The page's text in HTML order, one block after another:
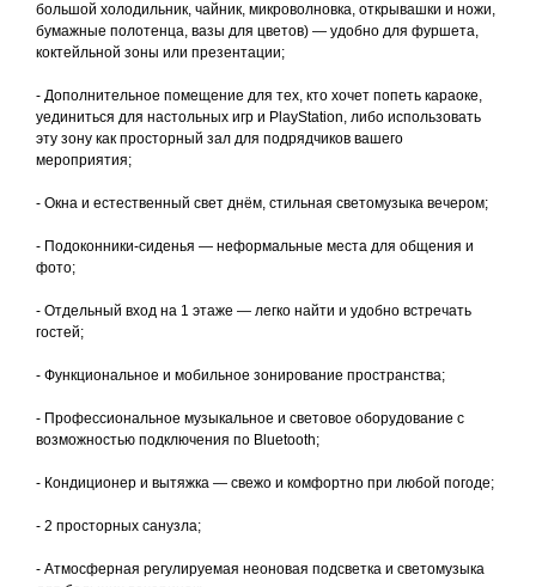
большой холодильник, чайник, микроволновка, открывашки и ножи,
бумажные полотенца, вазы для цветов) — удобно для фуршета,
коктейльной зоны или презентации;
- Дополнительное помещение для тех, кто хочет попеть караоке,
уединиться для настольных игр и PlayStation, либо использовать
эту зону как просторный зал для подрядчиков вашего
мероприятия;
- Окна и естественный свет днём, стильная светомузыка вечером;
- Подоконники-сиденья — неформальные места для общения и
фото;
- Отдельный вход на 1 этаже — легко найти и удобно встречать
гостей;
- Функциональное и мобильное зонирование пространства;
- Профессиональное музыкальное и световое оборудование с
возможностью подключения по Bluetooth;
- Кондиционер и вытяжка — свежо и комфортно при любой погоде;
- 2 просторных санузла;
- Атмосферная регулируемая неоновая подсветка и светомузыка